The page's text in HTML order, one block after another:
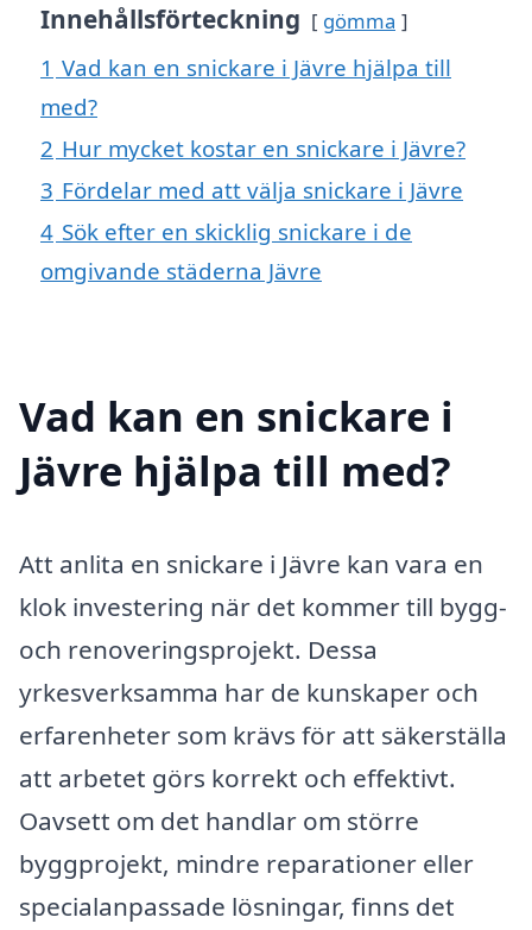
Innehållsförteckning gömma
1 Vad kan en snickare i Jävre hjälpa till
med?
2 Hur mycket kostar en snickare i Jävre?
3 Fördelar med att välja snickare i Jävre
4 Sök efter en skicklig snickare i de
omgivande städerna Jävre
Vad kan en snickare i
Jävre hjälpa till med?
Att anlita en snickare i Jävre kan vara en
klok investering när det kommer till bygg-
och renoveringsprojekt. Dessa
yrkesverksamma har de kunskaper och
erfarenheter som krävs för att säkerställa
att arbetet görs korrekt och effektivt.
Oavsett om det handlar om större
byggprojekt, mindre reparationer eller
specialanpassade lösningar, finns det